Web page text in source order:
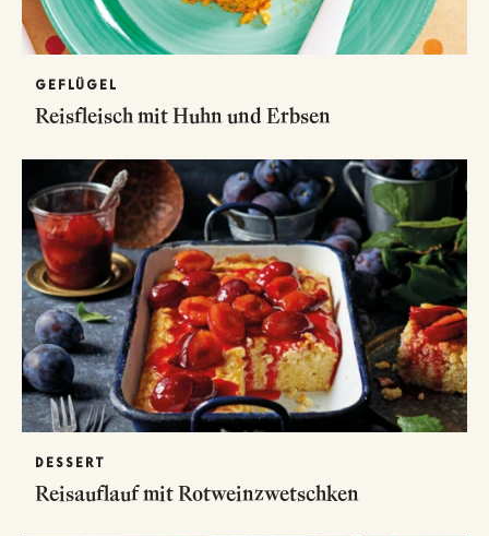
GEFLÜGEL
Reisfleisch mit Huhn und Erbsen
DESSERT
Reisauflauf mit Rotweinzwetschken